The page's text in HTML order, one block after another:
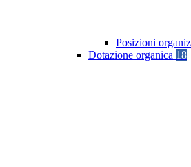
Posizioni
Dotazione organica 18